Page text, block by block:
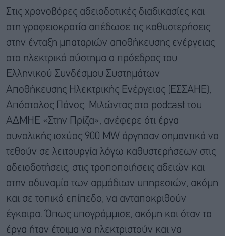
Στις χρονοβόρες αδειοδοτικές διαδικασίες και
στη γραφειοκρατία απέδωσε τις καθυστερήσεις
στην ένταξη μπαταριών αποθήκευσης ενέργειας
στο ηλεκτρικό σύστημα ο πρόεδρος του
Ελληνικού Συνδέσμου Συστημάτων
Αποθήκευσης Ηλεκτρικής Ενέργειας (ΕΣΣΑΗΕ),
Απόστολος Πάνος. Μιλώντας στο podcast του
ΑΔΜΗΕ «Στην Πρίζα», ανέφερε ότι έργα
συνολικής ισχύος 900 MW άργησαν σημαντικά να
τεθούν σε λειτουργία λόγω καθυστερήσεων στις
αδειοδοτήσεις, στις τροποποιήσεις αδειών και
στην αδυναμία των αρμόδιων υπηρεσιών, ακόμη
και σε τοπικό επίπεδο, να ανταποκριθούν
έγκαιρα. Όπως υπογράμμισε, ακόμη και όταν τα
έργα ήταν έτοιμα να ηλεκτριστούν και να